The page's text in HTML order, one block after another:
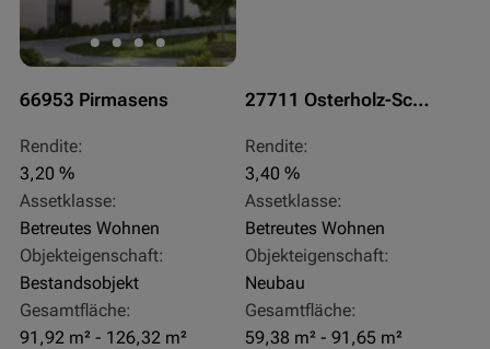
66953 Pirmasens
Rendite:
3,20 %
Assetklasse:
Betreutes Wohnen
Objekteigenschaft:
Bestandsobjekt
Gesamtfläche:
91,92 m² - 126,32 m²
27711 Osterholz-Scharmbeck
Rendite:
3,40 %
Assetklasse:
Betreutes Wohnen
Objekteigenschaft:
Neubau
Gesamtfläche:
59,38 m² - 91,65 m²